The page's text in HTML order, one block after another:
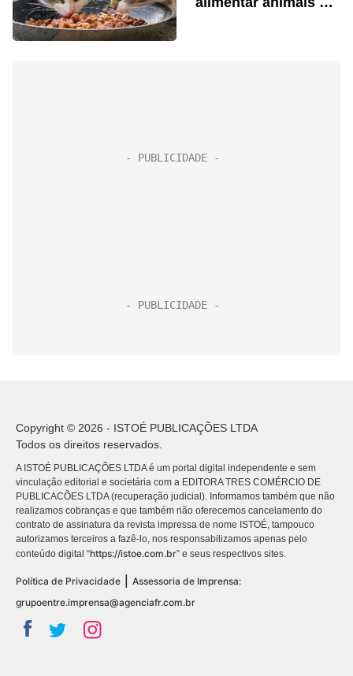
Copyright © 2026 - ISTOÉ PUBLICAÇÕES LTDA
Todos os direitos reservados.
A ISTOÉ PUBLICAÇÕES LTDA é um portal digital independente e sem
vinculação editorial e societária com a EDITORA TRES COMÉRCIO DE
PUBLICACÕES LTDA (recuperação judicial). Informamos também que não
realizamos cobranças e que também não oferecemos cancelamento do
contrato de assinatura da revista impressa de nome ISTOÉ, tampouco
autorizamos terceiros a fazê-lo, nos responsabilizamos apenas pelo
conteúdo digital “https://istoe.com.br” e seus respectivos sites.
Política de Privacidade
Assessoria de Imprensa:
grupoentre.imprensa@agenciafr.com.br